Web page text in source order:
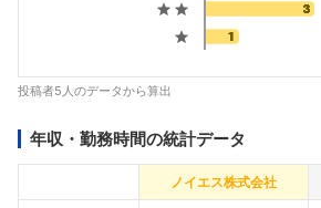
投稿者5人のデータから算出
年収・勤務時間の統計データ
ノイエス株式会社